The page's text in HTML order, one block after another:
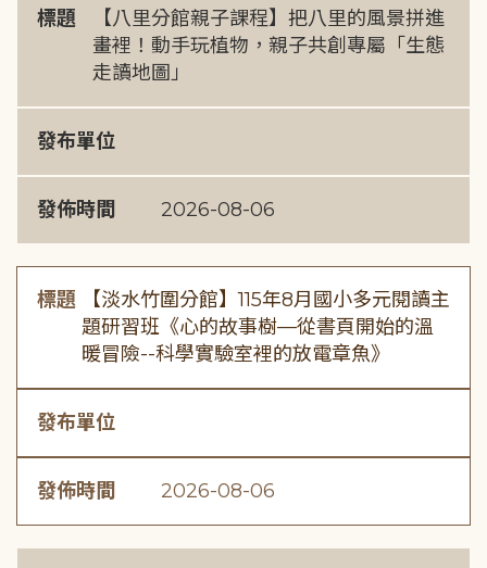
標題
【八里分館親子課程】把八里的風景拼進
畫裡！動手玩植物，親子共創專屬「生態
走讀地圖」
發布單位
發佈時間 2026-08-06
標題
【淡水竹圍分館】115年8月國小多元閱讀主
題研習班《心的故事樹—從書頁開始的溫
暖冒險--科學實驗室裡的放電章魚》
發布單位
發佈時間 2026-08-06